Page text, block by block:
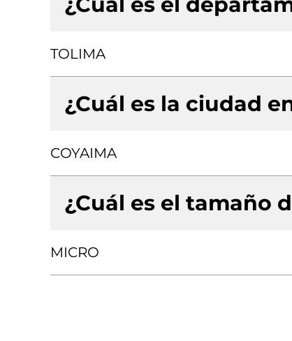
TOLIMA
¿Cuál es la ciudad
COYAIMA
¿Cuál es el tamaño
MICRO